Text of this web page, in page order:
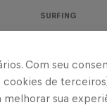
SURFING
Com seu
de
sua